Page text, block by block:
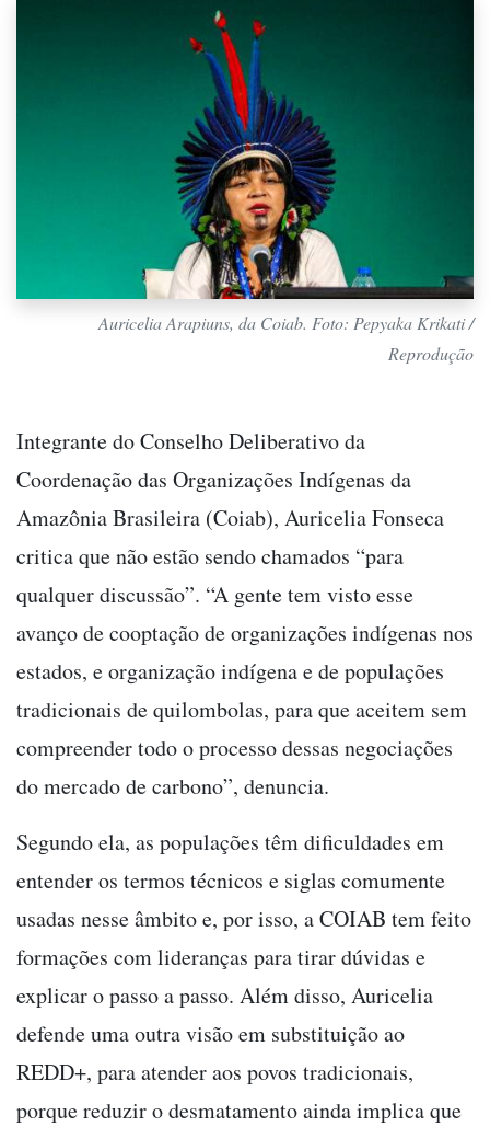
Auricelia Arapiuns, da Coiab. Foto: Pepyaka Krikati /
Reprodução
Integrante do Conselho Deliberativo da
Coordenação das Organizações Indígenas da
Amazônia Brasileira (Coiab), Auricelia Fonseca
critica que não estão sendo chamados “para
qualquer discussão”. “A gente tem visto esse
avanço de cooptação de organizações indígenas nos
estados, e organização indígena e de populações
tradicionais de quilombolas, para que aceitem sem
compreender todo o processo dessas negociações
do mercado de carbono”, denuncia.
Segundo ela, as populações têm dificuldades em
entender os termos técnicos e siglas comumente
usadas nesse âmbito e, por isso, a COIAB tem feito
formações com lideranças para tirar dúvidas e
explicar o passo a passo. Além disso, Auricelia
defende uma outra visão em substituição ao
REDD+, para atender aos povos tradicionais,
porque reduzir o desmatamento ainda implica que